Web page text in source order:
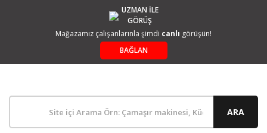
UZMAN İLE
GÖRÜŞ
Mağazamız çalışanlarınla şimdi canlı görüşün!
BAĞLAN
ARA